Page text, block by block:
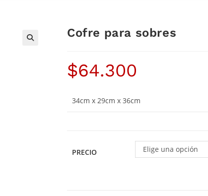
Cofre para sobres
$64.300
34cm x 29cm x 36cm
PRECIO Elige una opción